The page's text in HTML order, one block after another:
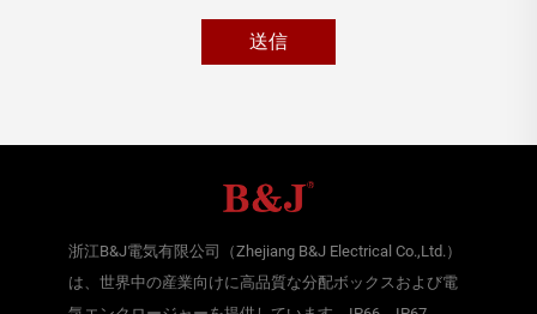
送信
浙江B&J電気有限公司（Zhejiang B&J Electrical Co.,Ltd.）
は、世界中の産業向けに高品質な分配ボックスおよび電